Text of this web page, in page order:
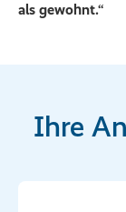
als gewohnt.“
Ihre